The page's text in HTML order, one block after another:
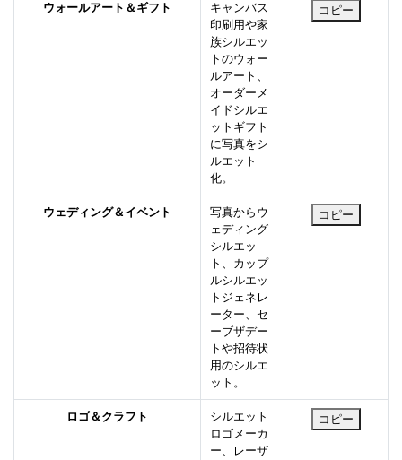
ウォールアート＆ギフト
キャンバス
印刷用や家
族シルエッ
トのウォー
ルアート、
オーダーメ
イドシルエ
ットギフト
に写真をシ
ルエット
化。
コピー
ウェディング＆イベント
写真からウ
ェディング
シルエッ
ト、カップ
ルシルエッ
トジェネレ
ーター、セ
ーブザデー
トや招待状
用のシルエ
ット。
コピー
ロゴ＆クラフト
シルエット
ロゴメーカ
ー、レーザ
コピー